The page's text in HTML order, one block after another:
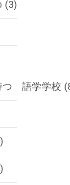
(3)
つ 語学学校